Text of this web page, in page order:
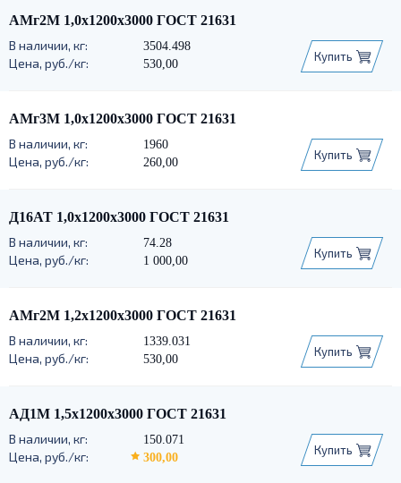
АМг2М 1,0х1200х3000 ГОСТ 21631
3504.498
530,00
Купить
АМг3М 1,0х1200х3000 ГОСТ 21631
1960
260,00
Купить
Д16АТ 1,0х1200х3000 ГОСТ 21631
74.28
1 000,00
Купить
АМг2М 1,2х1200х3000 ГОСТ 21631
1339.031
530,00
Купить
АД1М 1,5х1200х3000 ГОСТ 21631
150.071
300,00
Купить